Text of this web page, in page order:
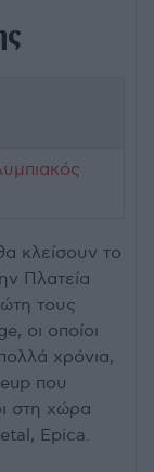
κλείσουν το
Πλατεία
τους
οι οποίοι
χρόνια,
που
στη χώρα
Epica.